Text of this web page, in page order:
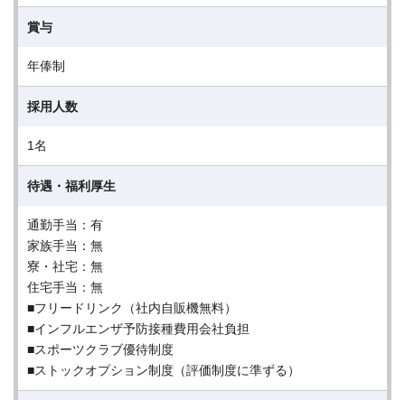
賞与
年俸制
採用人数
1名
待遇・福利厚生
通勤手当：有
家族手当：無
寮・社宅：無
住宅手当：無
■フリードリンク（社内自販機無料）
■インフルエンザ予防接種費用会社負担
■スポーツクラブ優待制度
■ストックオプション制度（評価制度に準ずる）